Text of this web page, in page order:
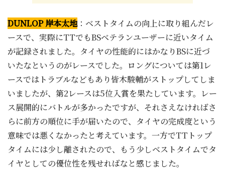
DUNLOP 岸本太地：ベストタイムの向上に取り組んだレ
ースで、実際にTTでもBSベテランユーザーに近いタイム
が記録されました。タイヤの性能的にはかなりBSに近づ
いたなというのがレースでした。ロングについては第1レ
ースではトラブルなどもあり皆木駿輔がストップしてしま
いましたが、第2レースは5位入賞を果たしています。レー
ス展開的にバトルが多かったですが、それさえなければさ
らに前方の順位に手が届いたので、タイヤの完成度という
意味では悪くなかったと考えています。一方でTTトップ
タイムには少し離されたので、もう少しベストタイムでタ
イヤとしての優位性を残せればなと感じました。